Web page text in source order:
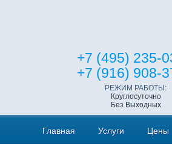
+7 (495) 235-
+7 (916) 908-
РЕЖИМ РАБОТЫ:
Круглосуточно
Без Выходных
Главная Услуги Цены